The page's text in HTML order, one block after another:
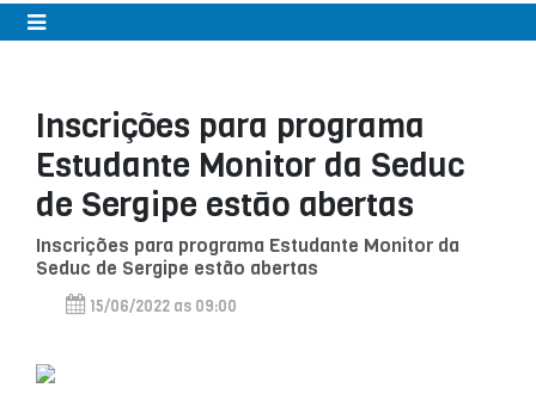
Inscrições para programa
Estudante Monitor da Seduc
de Sergipe estão abertas
Inscrições para programa Estudante Monitor da
Seduc de Sergipe estão abertas
15/06/2022 as 09:00